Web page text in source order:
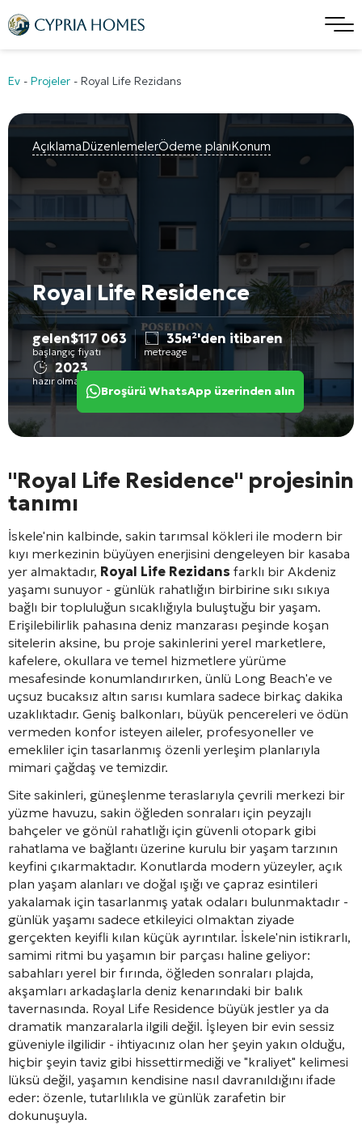
Ev - Projeler - Royal Life Rezidans
AçıklamaDüzenlemelerÖdeme planıKonum
Royal Life Residence
gelen$117 063
başlangıç fiyatı
35м²'den itibaren
metreage
2023
hazır olma durumu
Broşürü WhatsApp üzerinden alın
"Royal Life Residence" projesinin
tanımı
İskele'nin kalbinde, sakin tarımsal kökleri ile modern bir
kıyı merkezinin büyüyen enerjisini dengeleyen bir kasaba
yer almaktadır, Royal Life Rezidans farklı bir Akdeniz
yaşamı sunuyor - günlük rahatlığın birbirine sıkı sıkıya
bağlı bir topluluğun sıcaklığıyla buluştuğu bir yaşam.
Erişilebilirlik pahasına deniz manzarası peşinde koşan
sitelerin aksine, bu proje sakinlerini yerel marketlere,
kafelere, okullara ve temel hizmetlere yürüme
mesafesinde konumlandırırken, ünlü Long Beach'e ve
uçsuz bucaksız altın sarısı kumlara sadece birkaç dakika
uzaklıktadır. Geniş balkonları, büyük pencereleri ve ödün
vermeden konfor isteyen aileler, profesyoneller ve
emekliler için tasarlanmış özenli yerleşim planlarıyla
mimari çağdaş ve temizdir.
Site sakinleri, güneşlenme teraslarıyla çevrili merkezi bir
yüzme havuzu, sakin öğleden sonraları için peyzajlı
bahçeler ve gönül rahatlığı için güvenli otopark gibi
rahatlama ve bağlantı üzerine kurulu bir yaşam tarzının
keyfini çıkarmaktadır. Konutlarda modern yüzeyler, açık
plan yaşam alanları ve doğal ışığı ve çapraz esintileri
yakalamak için tasarlanmış yatak odaları bulunmaktadır -
günlük yaşamı sadece etkileyici olmaktan ziyade
gerçekten keyifli kılan küçük ayrıntılar. İskele'nin istikrarlı,
samimi ritmi bu yaşamın bir parçası haline geliyor:
sabahları yerel bir fırında, öğleden sonraları plajda,
akşamları arkadaşlarla deniz kenarındaki bir balık
tavernasında. Royal Life Residence büyük jestler ya da
dramatik manzaralarla ilgili değil. İşleyen bir evin sessiz
güveniyle ilgilidir - ihtiyacınız olan her şeyin yakın olduğu,
hiçbir şeyin taviz gibi hissettirmediği ve "kraliyet" kelimesi
lüksü değil, yaşamın kendisine nasıl davranıldığını ifade
eder: özenle, tutarlılıkla ve günlük zarafetin bir
dokunuşuyla.